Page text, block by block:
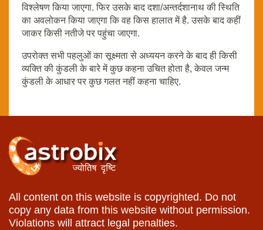
विश्लेषण किया जाएगा. फिर उसके बाद दशा/अन्तर्दशानाथ की स्थिति
का अवलोकन किया जाएगा कि वह किस हालात में है. उसके बाद कहीं
जाकर किसी नतीजे पर पहुंचा जाएगा.
उपरोक्त सभी पहलुओं का सूक्ष्मता से अध्ययन करने के बाद ही किसी
व्यक्ति की कुंडली के बारे में कुछ कहना उचित होता है, केवल जन्म
कुंडली के आधार पर कुछ गलत नहीं कहना चाहिए.
All content on this website is copyrighted. Do not
copy any data from this website without permission.
Violations will attract legal penalties.